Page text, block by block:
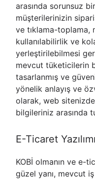
arasında sorunsuz
müşterilerinizin
ve tıklama-toplama,
kullanılabilirlik ve
yerleştirilebilmesi
mevcut tüketicilerin
tasarlanmış ve
yönelik anlayış ve
olarak, web
bilgileriniz arasında
E-Ticaret
KOBİ olmanın ve e-
güzel yanı, mevcut